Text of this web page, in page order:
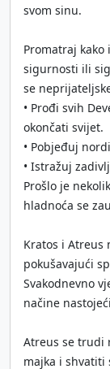
svom sinu.
Promatraj
sigurnosti ili
se
• Prođi svih
okončati svijet.
• Pobjeđuj
• Istražuj
Prošlo je
hladnoća se
Kratos i Atreus
pokušavajući
Svakodnevno
načine
Atreus se trudi
majka i shvatiti